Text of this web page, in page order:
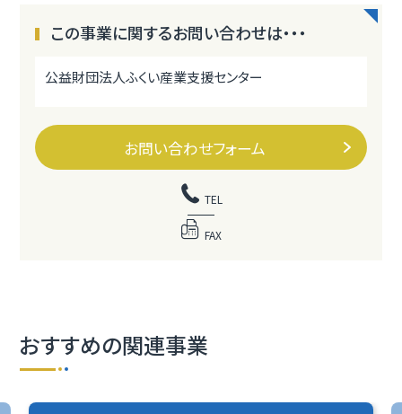
この事業に関するお問い合わせは・・・
公益財団法人ふくい産業支援センター
お問い合わせフォーム
TEL
FAX
おすすめの関連事業